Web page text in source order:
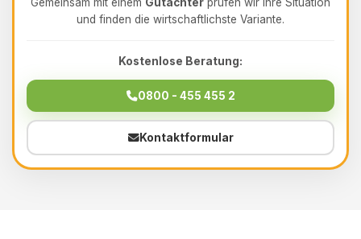
und finden die wirtschaftlichste Variante.
Kostenlose Beratung:
0800 - 455 455 2
Kontaktformular